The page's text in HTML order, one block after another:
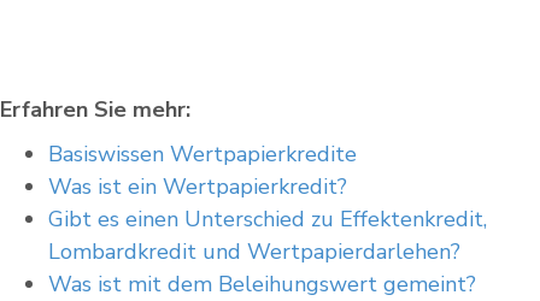
Erfahren Sie mehr:
Basiswissen Wertpapierkredite
Was ist ein Wertpapierkredit?
Gibt es einen Unterschied zu Effektenkredit,
Lombardkredit und Wertpapierdarlehen?
Was ist mit dem Beleihungswert gemeint?